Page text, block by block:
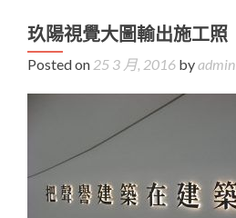
玖陽視覺大圖輸出施工照
Posted on 25 3 月, 2016 byadmin